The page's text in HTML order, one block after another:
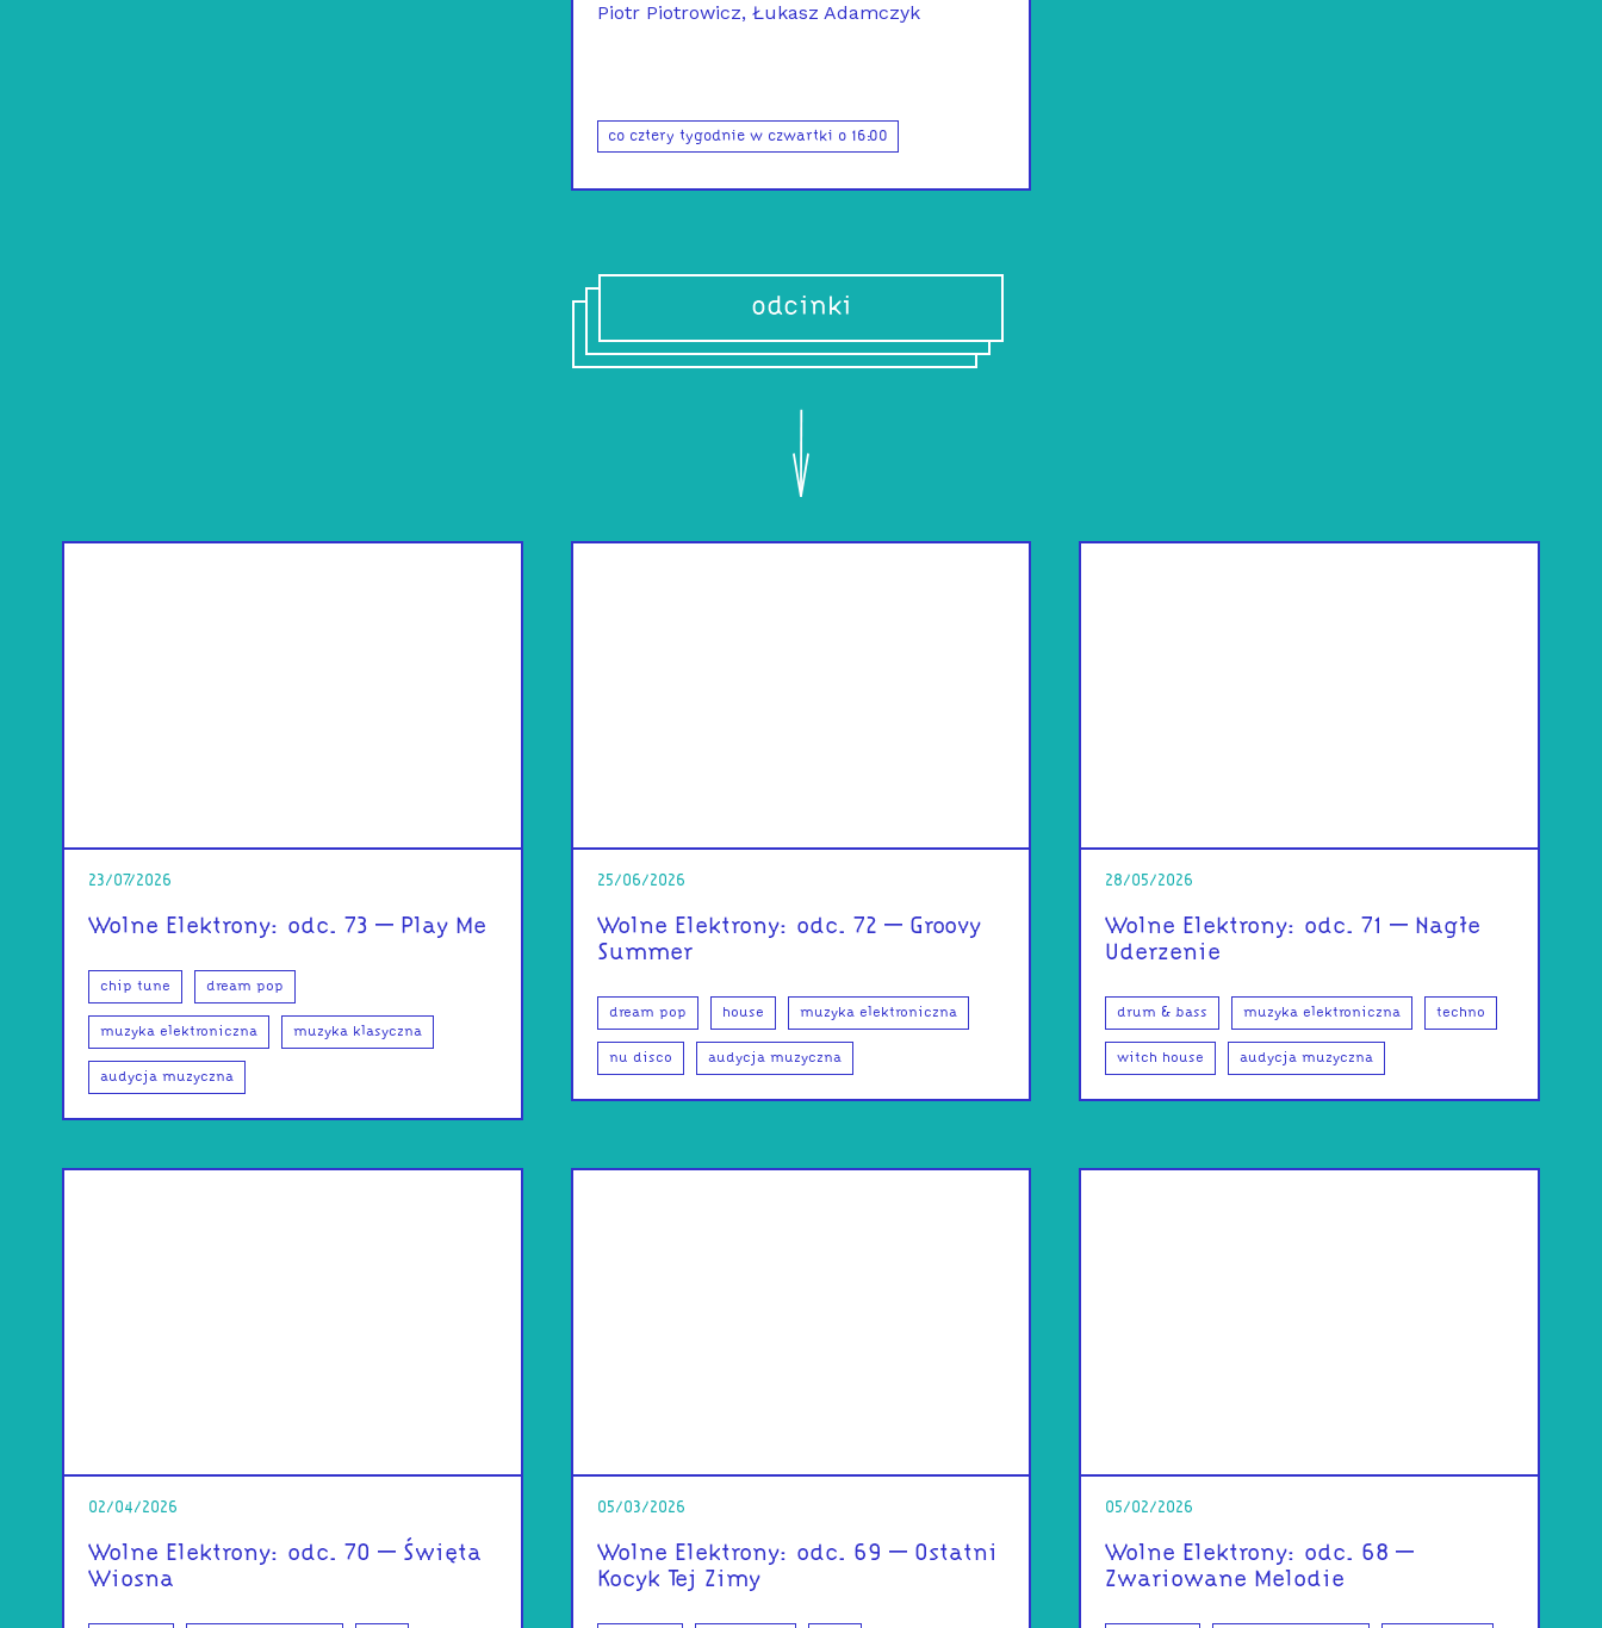
Piotr Piotrowicz Łukasz Adamczyk
co cztery tygodnie w czwartki o 16:00
odcinki
23/07/2026
Wolne Elektrony: odc. 73 – Play Me
chip tune dream pop
muzyka elektroniczna muzyka klasyczna
audycja muzyczna
25/06/2026
Wolne Elektrony: odc. 72 – Groovy
Summer
dream pop house muzyka elektroniczna
nu disco audycja muzyczna
28/05/2026
Wolne Elektrony: odc. 71 – Nagłe
Uderzenie
drum & bass muzyka elektroniczna techno
witch house audycja muzyczna
02/04/2026
Wolne Elektrony: odc. 70 – Święta
Wiosna
05/03/2026
Wolne Elektrony: odc. 69 – Ostatni
Kocyk Tej Zimy
05/02/2026
Wolne Elektrony: odc. 68 –
Zwariowane Melodie